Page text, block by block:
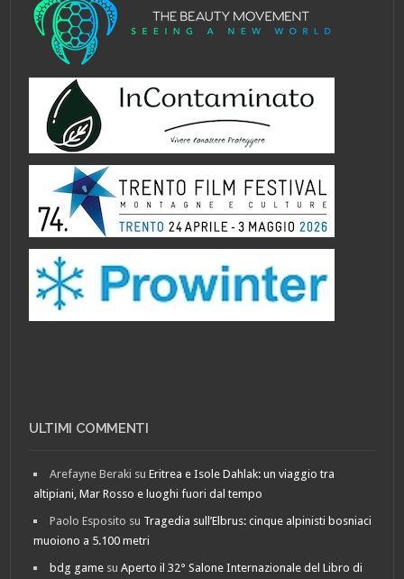
ULTIMI COMMENTI
Arefayne Beraki suEritrea e Isole Dahlak: un viaggio tra
altipiani, Mar Rosso e luoghi fuori dal tempo
Paolo Esposito su Tragedia sull’Elbrus: cinque alpinisti bosniaci
muoiono a 5.100 metri
bdg game suAperto il 32° Salone Internazionale del Libro di